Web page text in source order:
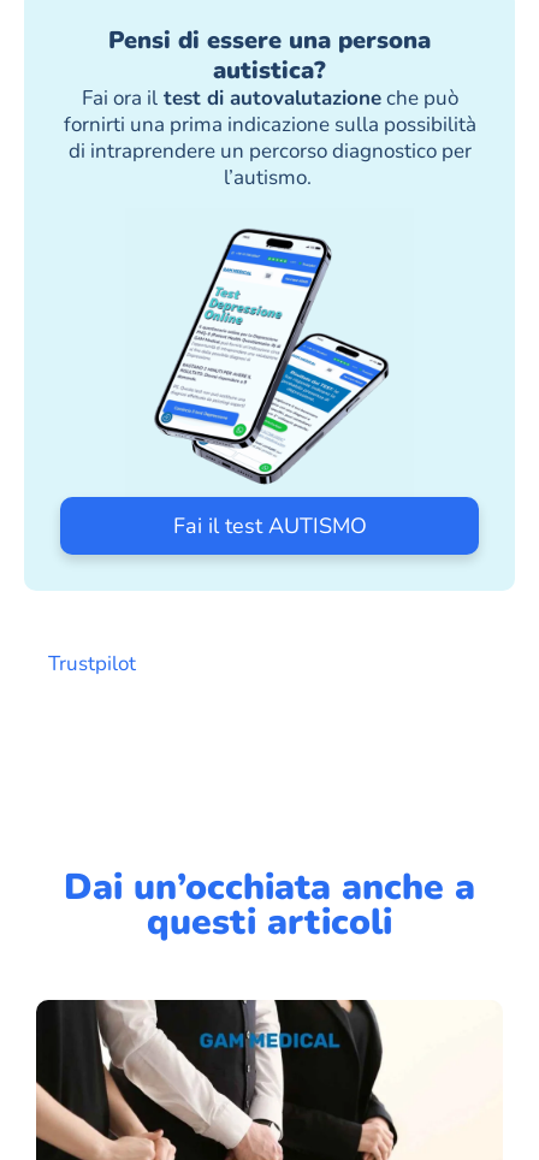
Pensi di essere una persona
autistica?
Fai ora iltest di autovalutazioneche può
fornirti una prima indicazione sulla possibilità
di intraprendere un percorso diagnostico per
l’autismo.
Fai il test AUTISMO
Trustpilot
Dai un’occhiata anche a
questi articoli